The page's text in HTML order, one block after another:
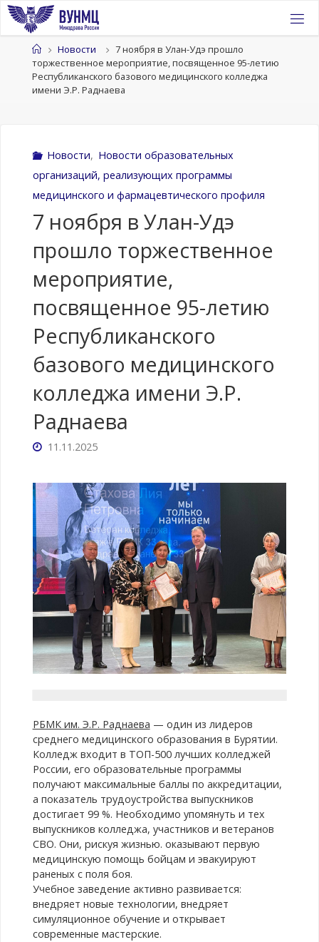
Перейти
содержимому
ГлавнаяНовости
7 ноября в Улан-Удэ прошло
торжественное мероприятие, посвященное 95-летию
Республиканского базового медицинского колледжа
имени Э.Р. Раднаева
Новости, Новости образовательных
организаций, реализующих программы
медицинского и фармацевтического профиля
7 ноября в Улан-Удэ
прошло торжественное
мероприятие,
посвященное 95-летию
Республиканского
базового медицинского
колледжа имени Э.Р.
Раднаева
11.11.2025
РБМК им. Э.Р. Раднаева — один из лидеров
среднего медицинского образования в Бурятии.
Колледж входит в ТОП-500 лучших колледжей
России, его образовательные программы
получают максимальные баллы по аккредитации,
а показатель трудоустройства выпускников
достигает 99 %. Необходимо упомянуть и тех
выпускников колледжа, участников и ветеранов
СВО. Они, рискуя жизнью. оказывают первую
медицинскую помощь бойцам и эвакуируют
раненых с поля боя.
Учебное заведение активно развивается:
внедряет новые технологии, внедряет
симуляционное обучение и открывает
современные мастерские.